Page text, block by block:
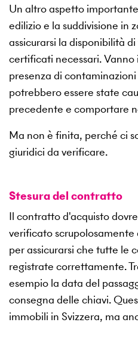
Un altro aspetto
edilizio e la suddivisione in
assicurarsi la disponibilità
certificati necessari.
presenza di
potrebbero essere state
precedente e comportare
Ma non è finita, perché ci
giuridici da verificare.
Stesura del contratto
Il contratto d'acquisto
verificato
per assicurarsi che tutte le
registrate correttamente.
esempio la data del
consegna delle chiavi.
immobili in Svizzera, ma